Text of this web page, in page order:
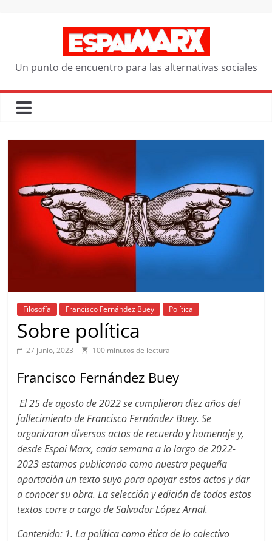
Un punto de encuentro para las alternativas sociales
Filosofía Francisco Fernández Buey Política
Sobre política
27 junio, 2023 100 minutos de lectura
Francisco Fernández Buey
El 25 de agosto de 2022 se cumplieron diez años del
fallecimiento de Francisco Fernández Buey. Se
organizaron diversos actos de recuerdo y homenaje y,
desde Espai Marx, cada semana a lo largo de 2022-
2023 estamos publicando como nuestra pequeña
aportación un texto suyo para apoyar estos actos y dar
a conocer su obra. La selección y edición de todos estos
textos corre a cargo de Salvador López Arnal.
Contenido: 1. La política como ética de lo colectivo